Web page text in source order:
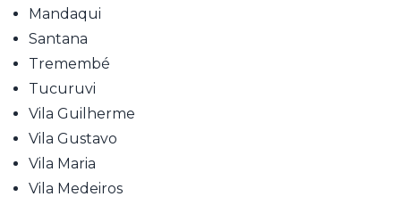
Mandaqui
Santana
Tremembé
Tucuruvi
Vila Guilherme
Vila Gustavo
Vila Maria
Vila Medeiros